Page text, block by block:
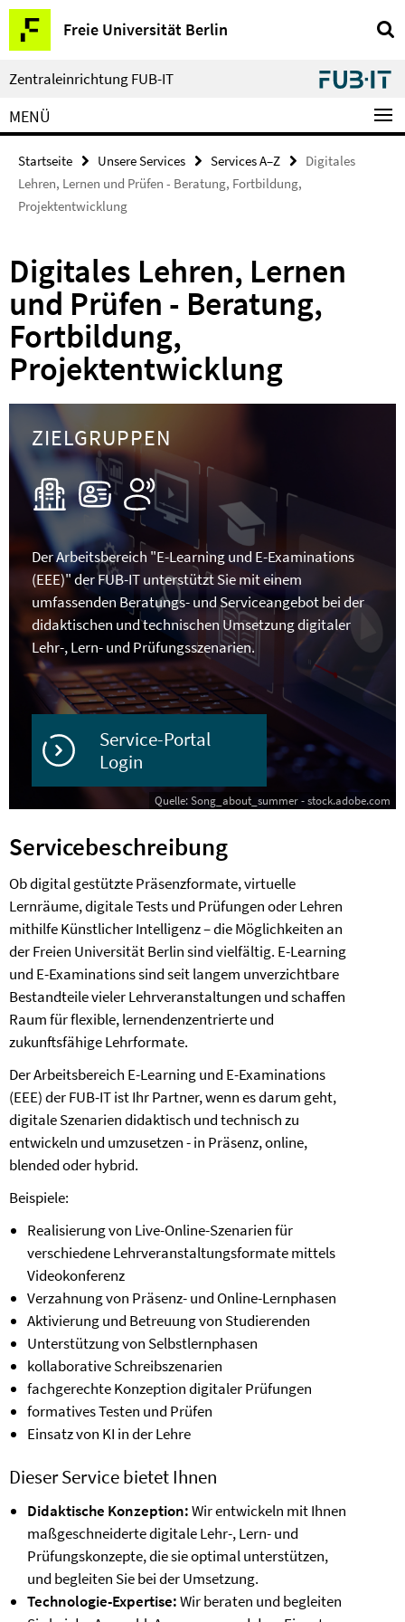
Springe
direkt
zu
Inhalt
Freie Universität Berlin
Service-
Navigation
Zentraleinrichtung FUB-IT
MENÜ
Startseite Unsere Services Services A–Z
Digitales
Lehren, Lernen und Prüfen - Beratung, Fortbildung,
Projektentwicklung
Digitales Lehren, Lernen
und Prüfen - Beratung,
Fortbildung,
Projektentwicklung
ZIELGRUPPEN
Der Arbeitsbereich "E-Learning und E-Examinations
(EEE)" der FUB-IT unterstützt Sie mit einem
umfassenden Beratungs- und Serviceangebot bei der
didaktischen und technischen Umsetzung digitaler
Lehr-, Lern- und Prüfungsszenarien.
Service-Portal
Login
Quelle: Song_about_summer - stock.adobe.com
Servicebeschreibung
Ob digital gestützte Präsenzformate, virtuelle
Lernräume, digitale Tests und Prüfungen oder Lehren
mithilfe Künstlicher Intelligenz – die Möglichkeiten an
der Freien Universität Berlin sind vielfältig. E-Learning
und E-Examinations sind seit langem unverzichtbare
Bestandteile vieler Lehrveranstaltungen und schaffen
Raum für flexible, lernendenzentrierte und
zukunftsfähige Lehrformate.
Der Arbeitsbereich E-Learning und E-Examinations
(EEE) der FUB-IT ist Ihr Partner, wenn es darum geht,
digitale Szenarien didaktisch und technisch zu
entwickeln und umzusetzen - in Präsenz, online,
blended oder hybrid.
Beispiele:
Realisierung von Live-Online-Szenarien für
verschiedene Lehrveranstaltungsformate mittels
Videokonferenz
Verzahnung von Präsenz- und Online-Lernphasen
Aktivierung und Betreuung von Studierenden
Unterstützung von Selbstlernphasen
kollaborative Schreibszenarien
fachgerechte Konzeption digitaler Prüfungen
formatives Testen und Prüfen
Einsatz von KI in der Lehre
Dieser Service bietet Ihnen
Didaktische Konzeption:Wir entwickeln mit Ihnen
maßgeschneiderte digitale Lehr-, Lern- und
Prüfungskonzepte, die sie optimal unterstützen,
und begleiten Sie bei der Umsetzung.
Technologie-Expertise:Wir beraten und begleiten